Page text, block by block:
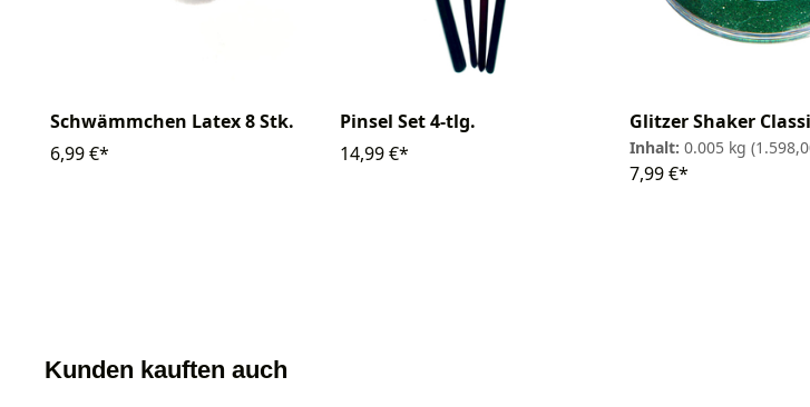
Schwämmchen Latex 8 Stk.
6,99 €*
Pinsel Set 4-tlg.
14,99 €*
Glitzer Shaker
Inhalt: 0.005 kg
7,99 €*
Kunden kauften auch